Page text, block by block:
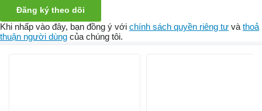
Đăng ký theo dõi
Khi nhấp vào đây, bạn đồng ý với chính sách quyền riêng tư và thoả
thuận người dùng của chúng tôi.